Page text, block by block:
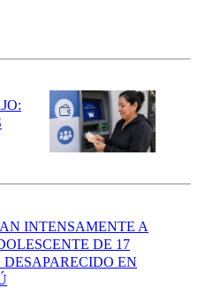
INTENSAMENTE A
DE 17
DESAPARECIDO EN